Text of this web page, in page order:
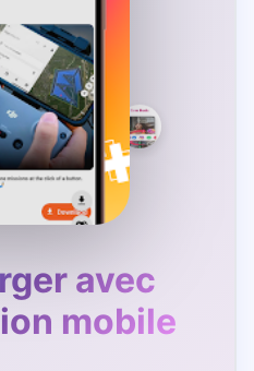
avec
mobile